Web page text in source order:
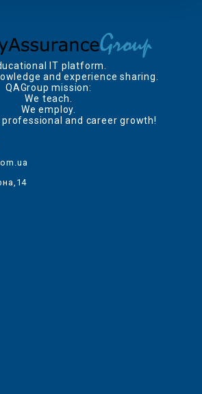
IT platform.
and experience sharing.
QAGroup mission:
We teach.
We employ.
and career growth!